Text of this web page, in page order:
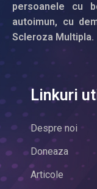
persoanele cu
autoimun, cu
Scleroza Multipla.
Linkuri
Despre noi
Doneaza
Articole